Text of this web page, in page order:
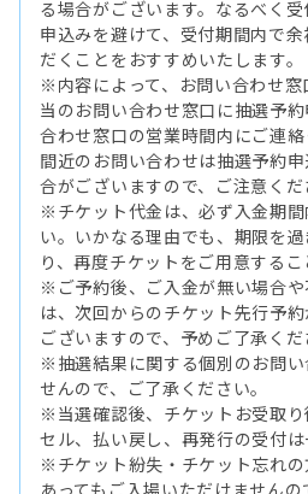
る場合がございます。なるべく
申込みを避けて、受付期間内で
だくことをおすすめいたします。
※内容によって、お問い合わせ
当のお問い合わせ窓口に抽選予
合わせ窓口の営業時間内にご連
間近のお問い合わせは抽選予約
合がございますので、ご注意くだ
※チケット代金は、必ず入金期
い。いかなる理由でも、期限を
り、再度チケットをご用意するこ
※ご予約後、ご入金が無い場合
は、次回からのチケット先行予
ございますので、予めご了承くだ
※抽選結果に関する個別のお問
せんので、ご了承ください。
※当選確認後、チケットお受取
セル、払い戻し、再発行の受付は
※チケット紛失・チケット忘れ
あってもご入場いただけません